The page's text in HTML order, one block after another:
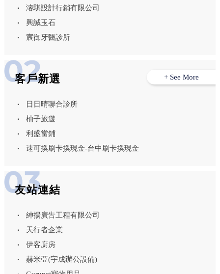
濬騏設計行銷有限公司
興誠玉石
宸御牙醫診所
客戶新選
日日晴聯合診所
柚子旅遊
利盛當鋪
速可換刷卡換現金-台中刷卡換現金
+ See More
友站連結
紳揚廣告工程有限公司
天行者企業
伊客廚房
赫米亞(宇成辦公設備)